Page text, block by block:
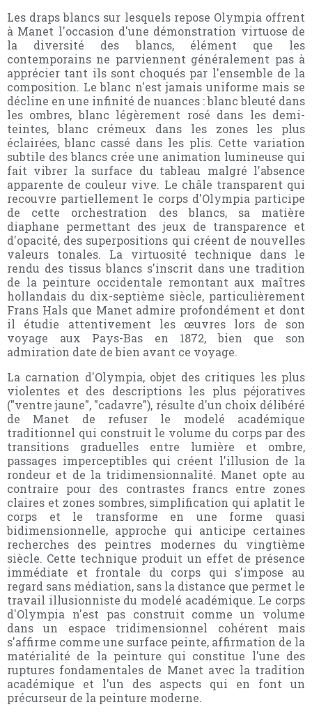
Les draps blancs sur lesquels repose Olympia offrent
à Manet l'occasion d'une démonstration virtuose de
la diversité des blancs, élément que les
contemporains ne parviennent généralement pas à
apprécier tant ils sont choqués par l'ensemble de la
composition. Le blanc n'est jamais uniforme mais se
décline en une infinité de nuances : blanc bleuté dans
les ombres, blanc légèrement rosé dans les demi-
teintes, blanc crémeux dans les zones les plus
éclairées, blanc cassé dans les plis. Cette variation
subtile des blancs crée une animation lumineuse qui
fait vibrer la surface du tableau malgré l'absence
apparente de couleur vive. Le châle transparent qui
recouvre partiellement le corps d'Olympia participe
de cette orchestration des blancs, sa matière
diaphane permettant des jeux de transparence et
d'opacité, des superpositions qui créent de nouvelles
valeurs tonales. La virtuosité technique dans le
rendu des tissus blancs s'inscrit dans une tradition
de la peinture occidentale remontant aux maîtres
hollandais du dix-septième siècle, particulièrement
Frans Hals que Manet admire profondément et dont
il étudie attentivement les œuvres lors de son
voyage aux Pays-Bas en 1872, bien que son
admiration date de bien avant ce voyage.
La carnation d'Olympia, objet des critiques les plus
violentes et des descriptions les plus péjoratives
("ventre jaune", "cadavre"), résulte d'un choix délibéré
de Manet de refuser le modelé académique
traditionnel qui construit le volume du corps par des
transitions graduelles entre lumière et ombre,
passages imperceptibles qui créent l'illusion de la
rondeur et de la tridimensionnalité. Manet opte au
contraire pour des contrastes francs entre zones
claires et zones sombres, simplification qui aplatit le
corps et le transforme en une forme quasi
bidimensionnelle, approche qui anticipe certaines
recherches des peintres modernes du vingtième
siècle. Cette technique produit un effet de présence
immédiate et frontale du corps qui s'impose au
regard sans médiation, sans la distance que permet le
travail illusionniste du modelé académique. Le corps
d'Olympia n'est pas construit comme un volume
dans un espace tridimensionnel cohérent mais
s'affirme comme une surface peinte, affirmation de la
matérialité de la peinture qui constitue l'une des
ruptures fondamentales de Manet avec la tradition
académique et l'un des aspects qui en font un
précurseur de la peinture moderne.